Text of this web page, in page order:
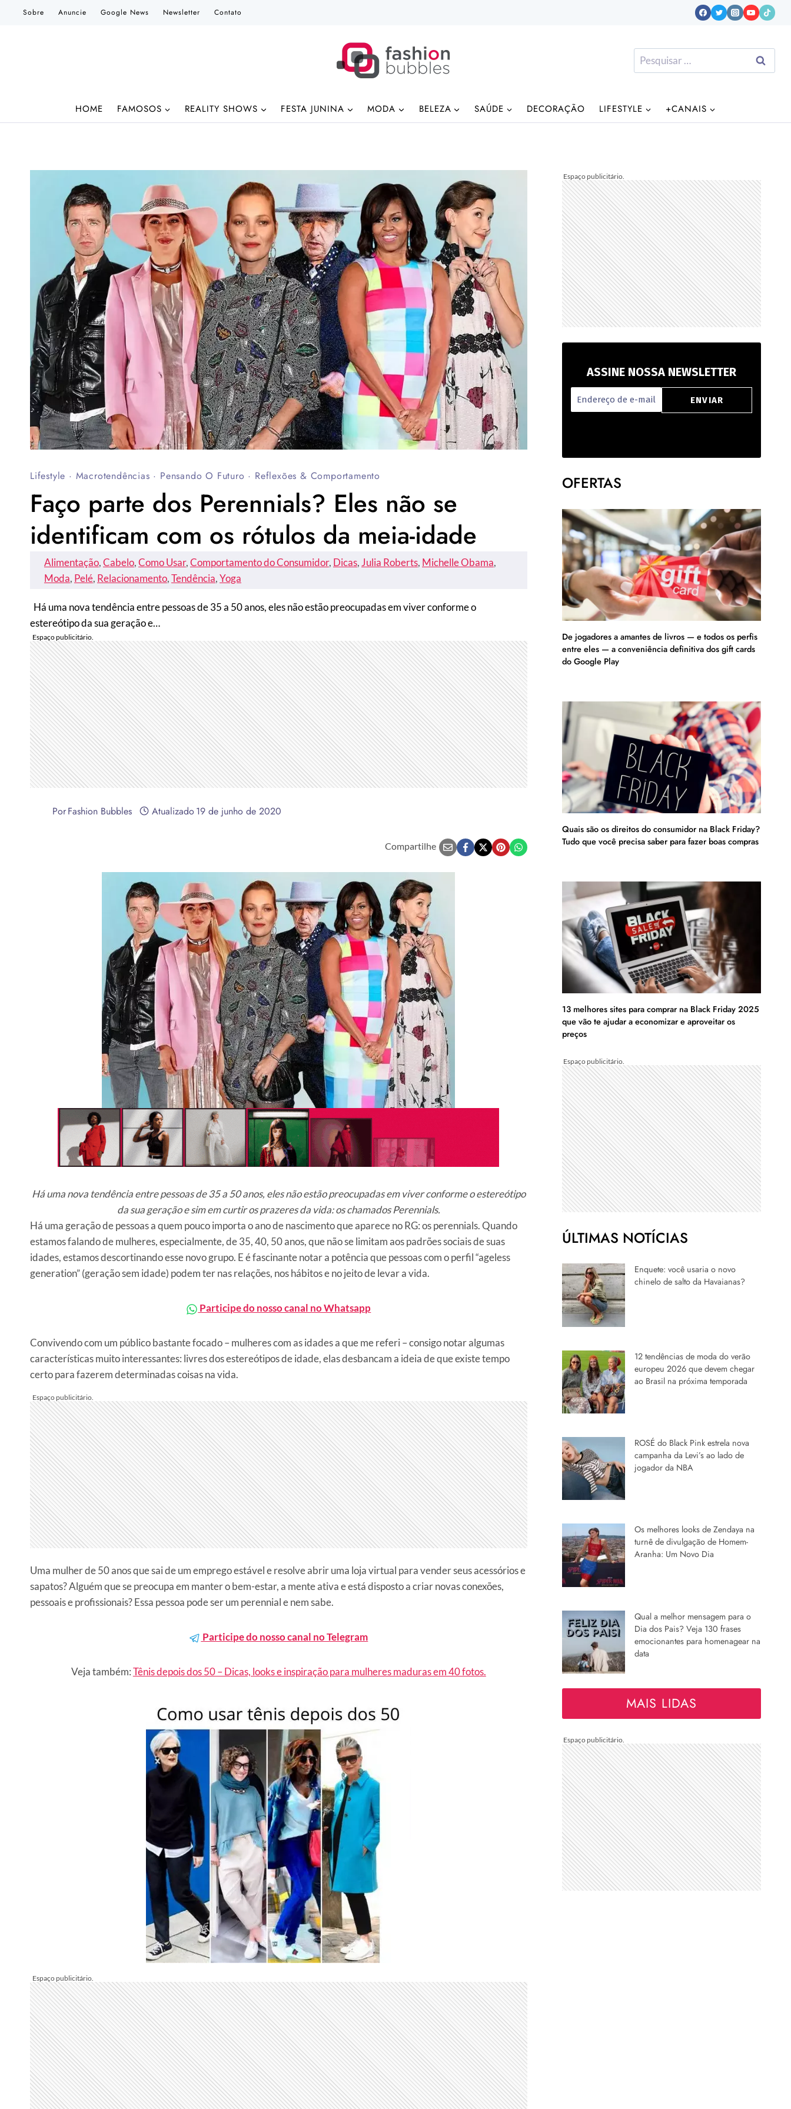
Sobre Anuncie Google News Newsletter Contato
Pesquisar
por:
HOME FAMOSOS REALITY SHOWS FESTA JUNINA MODA BELEZA SAÚDE DECORAÇÃO LIFESTYLE +CANAIS
Lifestyle · Macrotendências · Pensando O Futuro · Reflexões & Comportamento
Faço parte dos Perennials? Eles não se
identificam com os rótulos da meia-idade
Alimentação, Cabelo, Como Usar, Comportamento do Consumidor, Dicas, Julia Roberts, Michelle Obama
Moda, Pelé, Relacionamento, Tendência, Yoga
Há uma nova tendência entre pessoas de 35 a 50 anos, eles não estão preocupadas em viver conforme o
estereótipo da sua geração e…
PorFashion Bubbles Atualizado19 de junho de 2020
Compartilhe
Há uma nova tendência entre pessoas de 35 a 50 anos, eles não estão preocupadas em viver conforme o estereótipo
da sua geração e sim em curtir os prazeres da vida: os chamados Perennials.
Há uma geração de pessoas a quem pouco importa o ano de nascimento que aparece no RG: os perennials. Quando
estamos falando de mulheres, especialmente, de 35, 40, 50 anos, que não se limitam aos padrões sociais de suas
idades, estamos descortinando esse novo grupo. E é fascinante notar a potência que pessoas com o perfil “ageless
generation” (geração sem idade) podem ter nas relações, nos hábitos e no jeito de levar a vida.
Participe do nosso canal no Whatsapp
Convivendo com um público bastante focado – mulheres com as idades a que me referi – consigo notar algumas
características muito interessantes: livres dos estereótipos de idade, elas desbancam a ideia de que existe tempo
certo para fazerem determinadas coisas na vida.
Uma mulher de 50 anos que sai de um emprego estável e resolve abrir uma loja virtual para vender seus acessórios e
sapatos? Alguém que se preocupa em manter o bem-estar, a mente ativa e está disposto a criar novas conexões,
pessoais e profissionais? Essa pessoa pode ser um perennial e nem sabe.
Participe do nosso canal no Telegram
Veja também:Tênis depois dos 50 – Dicas, looks e inspiração para mulheres maduras em 40 fotos.
ASSINE NOSSA NEWSLETTER
OFERTAS
De jogadores a amantes de livros — e todos os perfis
entre eles — a conveniência definitiva dos gift cards
do Google Play
Quais são os direitos do consumidor na Black Friday?
Tudo que você precisa saber para fazer boas compras
13 melhores sites para comprar na Black Friday 2025
que vão te ajudar a economizar e aproveitar os
preços
ÚLTIMAS NOTÍCIAS
Enquete: você usaria o novo
chinelo de salto da Havaianas?
12 tendências de moda do verão
europeu 2026 que devem chegar
ao Brasil na próxima temporada
ROSÉ do Black Pink estrela nova
campanha da Levi’s ao lado de
jogador da NBA
Os melhores looks de Zendaya na
turnê de divulgação de Homem-
Aranha: Um Novo Dia
Qual a melhor mensagem para o
Dia dos Pais? Veja 130 frases
emocionantes para homenagear na
data
MAIS LIDAS